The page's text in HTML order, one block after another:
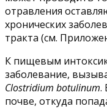
отравления
хронических
тракта (см.
К пищевым
заболевание,
Clostridium botulinum.
почве, откуда